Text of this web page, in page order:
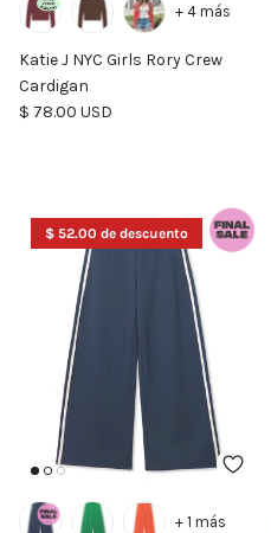
Katie J NYC Girls Rory Crew
Cardigan
Precio normal
$ 78.00 USD
+ 4 más
$ 52.00 de descuento
+ 1 más